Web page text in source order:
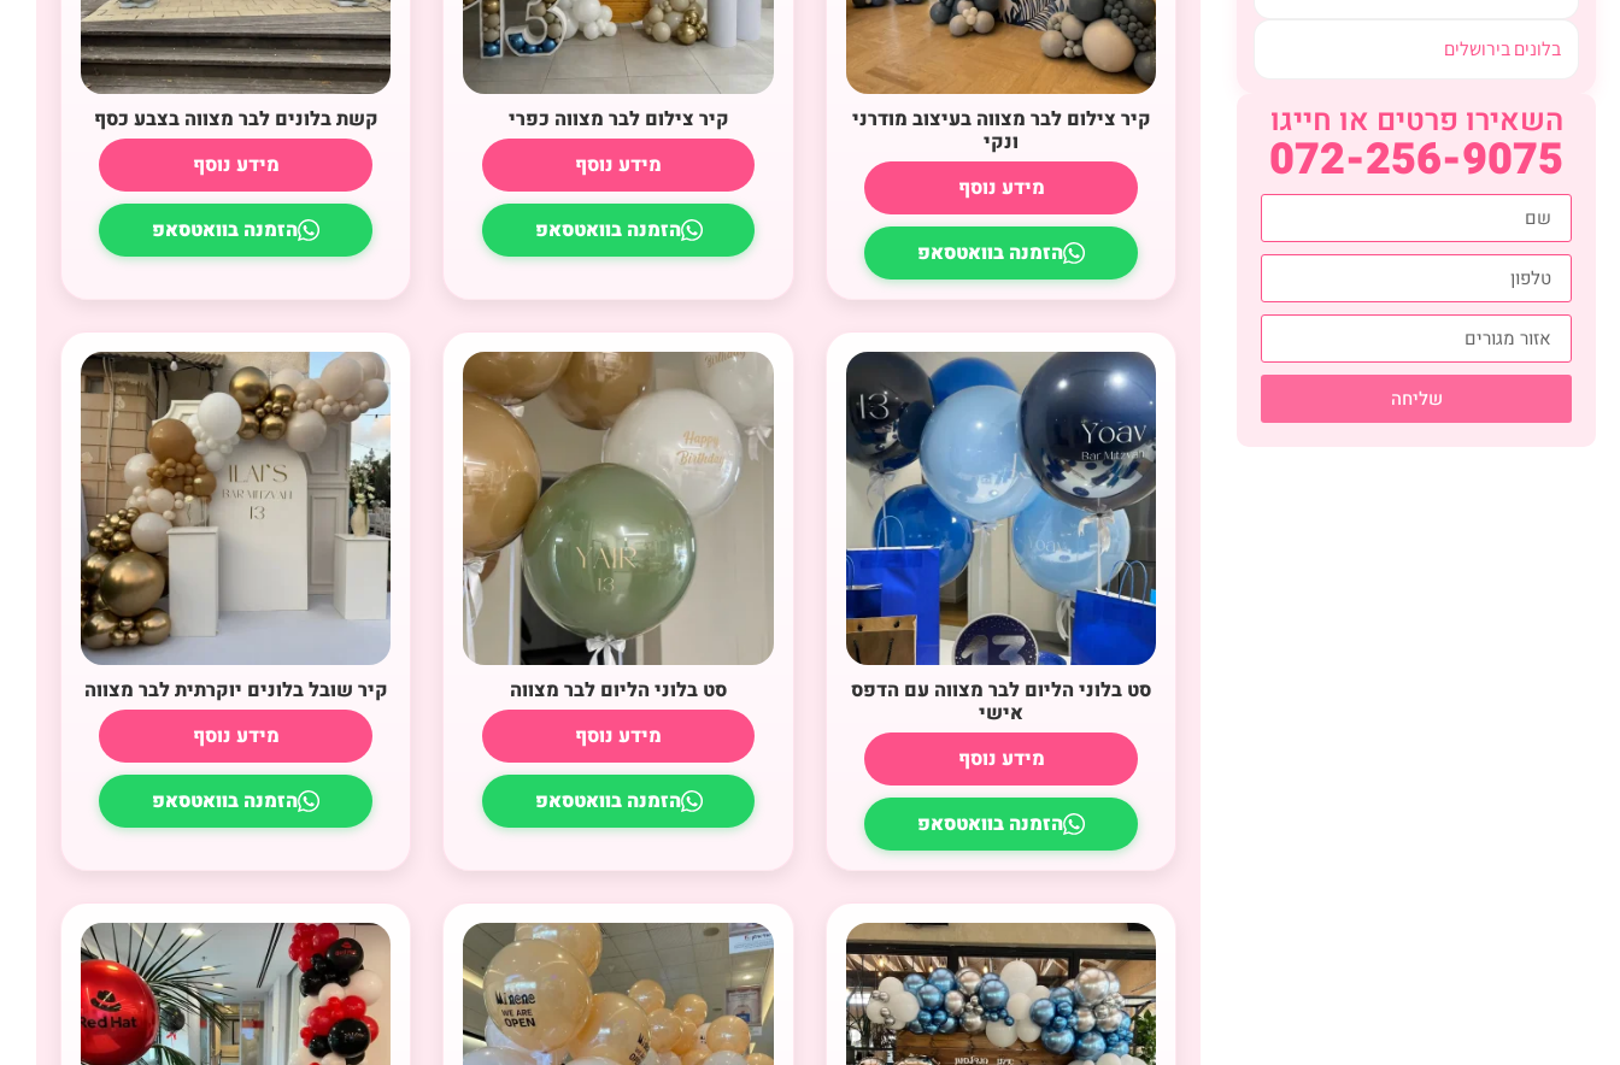
בלונים בירושלים
השאירו פרטים או חייגו
072-256-9075
שליחה
קיר צילום לבר מצווה בעיצוב מודרני
ונקי
מידע נוסף
הזמנה בוואטסאפ
קיר צילום לבר מצווה כפרי
מידע נוסף
הזמנה בוואטסאפ
קשת בלונים לבר מצווה בצבע כסף
מידע נוסף
הזמנה בוואטסאפ
סט בלוני הליום לבר מצווה עם הדפס
אישי
מידע נוסף
הזמנה בוואטסאפ
סט בלוני הליום לבר מצווה
מידע נוסף
הזמנה בוואטסאפ
קיר שובל בלונים יוקרתית לבר מצווה
מידע נוסף
הזמנה בוואטסאפ